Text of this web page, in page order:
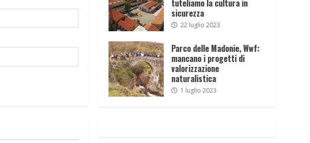
tuteliamo la cultura in
sicurezza
22 luglio 2023
Parco delle Madonie, Wwf:
mancano i progetti di
valorizzazione
naturalistica
1 luglio 2023